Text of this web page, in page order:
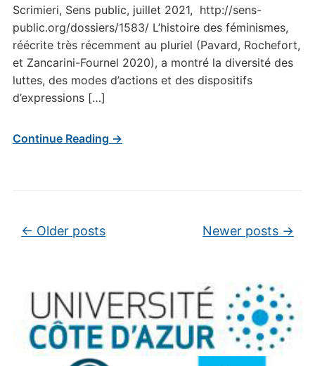
Scrimieri, Sens public, juillet 2021, http://sens-
public.org/dossiers/1583/ L’histoire des féminismes,
réécrite très récemment au pluriel (Pavard, Rochefort,
et Zancarini-Fournel 2020), a montré la diversité des
luttes, des modes d’actions et des dispositifs
d’expressions […]
Continue Reading →
Post navigation
← Older posts Newer posts →